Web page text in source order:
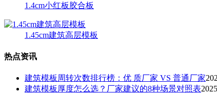
1.4cm小红板胶合板
1.45cm建筑高层模板
热点资讯
建筑模板周转次数排行榜：优 质厂家 VS 普通厂家
建筑模板厚度怎么选？厂家建议的8种场景对照表